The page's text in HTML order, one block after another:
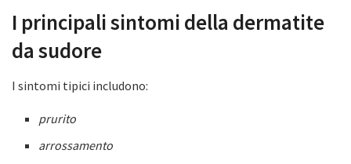
I principali sintomi della dermatite
da sudore
I sintomi tipici includono:
prurito
arrossamento